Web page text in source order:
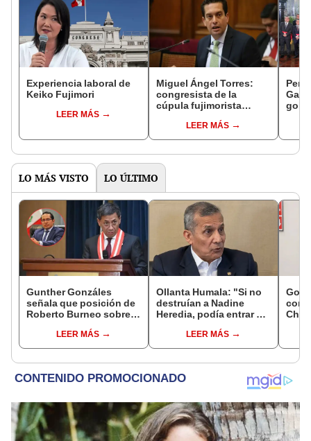
Experiencia laboral de
Keiko Fujimori
LEER MÁS
Miguel Ángel Torres:
congresista de la
cúpula fujimorista
del SenadoLEER MÁS
LO MÁS VISTO LO ÚLTIMO
Gunther Gonzáles
señala que posición de
Roberto Burneo sobre
Aliaga no representan al
JNE
LEER MÁS
Ollanta Humala: "Si no
destruían a Nadine
Heredia, podía entrar en
LEER MÁS